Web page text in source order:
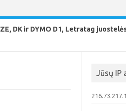
DK ir DYMO D1, Letratag
Jūsų IP